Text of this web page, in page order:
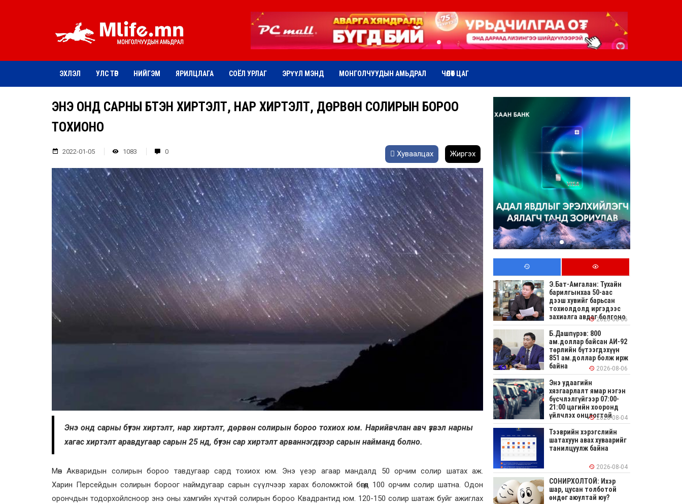
ЭХЛЭЛ УЛС ТӨР НИЙГЭМ ЯРИЛЦЛАГА СОЁЛ УРЛАГ ЭРҮҮЛ МЭНД МОНГОЛЧУУДЫН АМЬДРАЛ ЧӨЛӨӨТ ЦАГ
ЭНЭ ОНД САРНЫ БҮТЭН ХИРТЭЛТ, НАР ХИРТЭЛТ, ДӨРВӨН СОЛИРЫН БОРОО
ТОХИОНО
2022-01-05 1083 0 Хуваалцах Жиргэх
Энэ онд сарны бүтэн хиртэлт, нар хиртэлт, дөрвөн солирын бороо тохиох юм. Нарийвчлан авч үзвэл нарны
хагас хиртэлт аравдугаар сарын 25 нд, бүтэн сар хиртэлт арваннэгдүгээр сарын найманд болно.
Мөн Акваридын солирын бороо тавдугаар сард тохиох юм. Энэ үеэр агаар мандалд 50 орчим солир шатах аж.
Харин Персейдын солирын бороог наймдугаар сарын сүүлчээр харах боломжтой бөгөөд 100 орчим солир шатна. Одон
орончдын тодорхойлсноор энэ оны хамгийн хүчтэй солирын бороо Квадрантид юм. 120-150 солир шатаж буйг ажиглах
Э.Бат-Амгалан: Тухайн
барилгынхаа 50-аас
дээш хувийг барьсан
тохиолдолд иргэдээс
захиалга авдаг болгоно
2026-08-06
Б.Дашпүрэв: 800
ам.доллар байсан АИ-92
төрлийн бүтээгдэхүүн
851 ам.доллар болж ирж
байна
2026-08-06
Энэ удаагийн
хязгаарлалт ямар нэгэн
бүсчлэлгүйгээр 07:00-
21:00 цагийн хооронд
үйлчлэх онцлогтой2026-08-04
Тээврийн хэрэгслийн
шатахуун авах хуваарийг
танилцуулж байна
2026-08-04
СОНИРХОЛТОЙ: Ихэр
шар, цусан толботой
өндөг аюултай юу?